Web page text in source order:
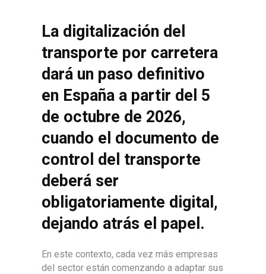
La digitalización del
transporte por carretera
dará un paso definitivo
en España a partir del 5
de octubre de 2026,
cuando el documento de
control del transporte
deberá ser
obligatoriamente digital,
dejando atrás el papel.
En este contexto, cada vez más empresas
del sector están comenzando a adaptar sus